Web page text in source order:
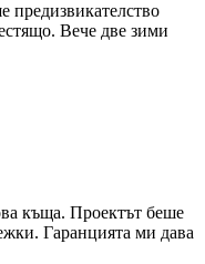
предизвикателство
Вече две зими
къща. Проектът беше
Гаранцията ми дава